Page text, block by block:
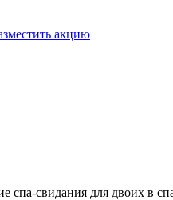
акцию
спа-свидания для двоих в